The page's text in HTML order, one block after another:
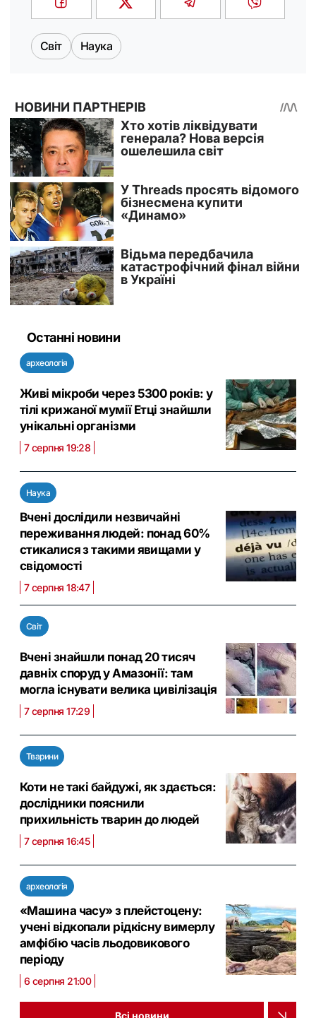
Світ Наука
Останні новини
археологія
Живі мікроби через 5300 років: у
тілі крижаної мумії Етці знайшли
унікальні організми
7 серпня 19:28
Наука
Вчені дослідили незвичайні
переживання людей: понад 60%
стикалися з такими явищами у
свідомості
7 серпня 18:47
Світ
Вчені знайшли понад 20 тисяч
давніх споруд у Амазонії: там
могла існувати велика цивілізація
7 серпня 17:29
Тварини
Коти не такі байдужі, як здається:
дослідники пояснили
прихильність тварин до людей
7 серпня 16:45
археологія
«Машина часу» з плейстоцену:
учені відкопали рідкісну вимерлу
амфібію часів льодовикового
періоду
6 серпня 21:00
Всі новини